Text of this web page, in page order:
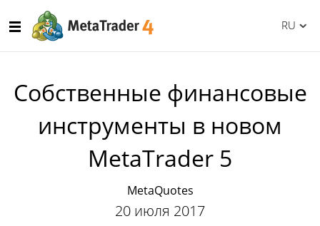
RU
Собственные финансовые
инструменты в новом
MetaTrader 5
MetaQuotes
20 июля 2017